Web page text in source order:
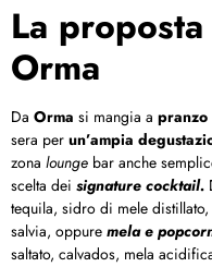
La
Orma
Da Orma si mangia a pranzo
sera per un’ampia
zona lounge bar anche
scelta dei signature cocktail.
tequila, sidro di mele
salvia, oppure mela e
saltato, calvados, mela